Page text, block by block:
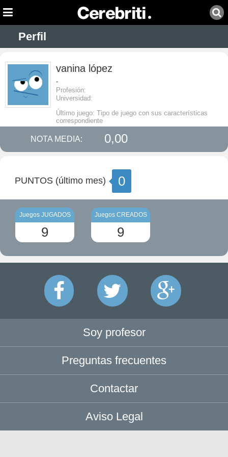
Perfil
vanina lópez
-
Profesión:
Universidad:
Último juego: Tipo de juego con sus características
correspondiente
NOTA MEDIA: 0,00
PUNTOS (último mes) 0
Juegos JUGADOS
9
Juegos CREADOS
9
Soy profesor
Preguntas frecuentes
Contactar
Aviso Legal